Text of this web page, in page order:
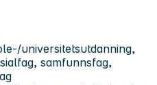
universitetsutdanning,
samfunnsfag,